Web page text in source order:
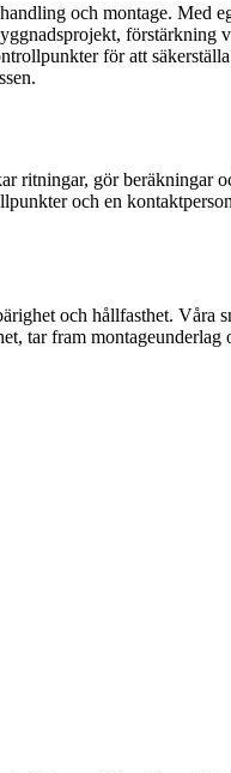
och montage. Med
förstärkning
för att
ritningar, gör beräkningar
och en
och hållfasthet. Våra
tar fram